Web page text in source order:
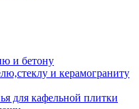
и бетону
и керамограниту
для кафельной плитки